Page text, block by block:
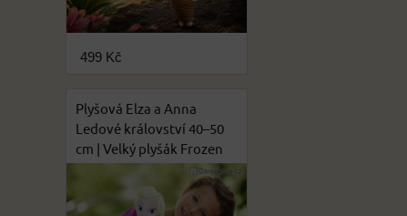
499 Kč
Plyšová Elza a Anna
Ledové království 40–50
cm | Velký plyšák Frozen